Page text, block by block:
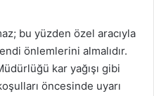
bu yüzden özel aracıyla
önlemlerini almalıdır.
kar yağışı gibi
öncesinde uyarı